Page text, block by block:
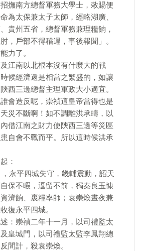
招撫南方總督軍務大學士，敕賜便
為太保兼太子太師，經略湖廣、
貴州五省，總督軍務兼理糧餉，
，戶部不得稽遲，事後報聞」。
力了。
江南以北根本沒有什麼大的戰
候經濟還是相當之繁盛的，如讓
西三邊總督主理軍政大小適宜。
會造反呢，崇禎這皇帝當得也是
災不斷啊！如不調離洪承疇，以
借江南之財力使陝西三邊等災區
自會不戰而平。所以這時候洪承
：
永平四城失守，畿輔震動，詔天
保不暇，逗留不前，獨秦良玉慷
濟餉、裹糧率師；袁崇煥晝夜兼
復永平四城。
述：崇禎二年十一月，以司禮監太
皇城門，以司禮監太監李鳳翔總
間計，殺袁崇煥。